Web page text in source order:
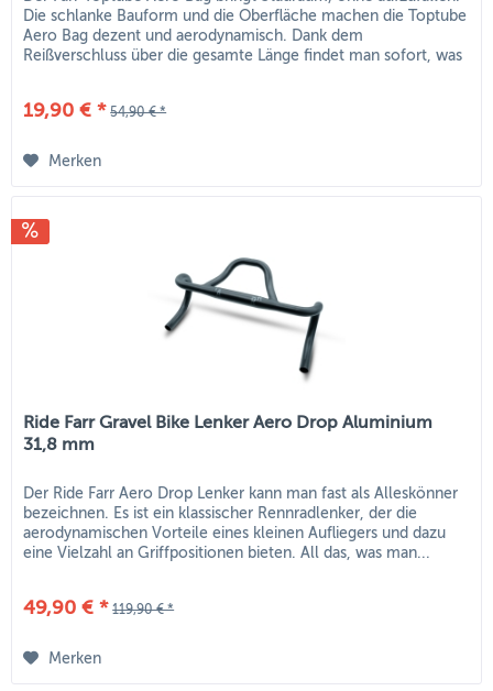
Die schlanke Bauform und die Oberfläche machen die Toptube
Aero Bag dezent und aerodynamisch. Dank dem
Reißverschluss über die gesamte Länge findet man sofort, was
19,90 € * 54,90 € *
Merken
Ride Farr Gravel Bike Lenker Aero Drop Aluminium
31,8 mm
Der Ride Farr Aero Drop Lenker kann man fast als Alleskönner
bezeichnen. Es ist ein klassischer Rennradlenker, der die
aerodynamischen Vorteile eines kleinen Aufliegers und dazu
eine Vielzahl an Griffpositionen bieten. All das, was man...
49,90 € * 119,90 € *
Merken